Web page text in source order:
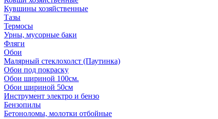
Кувшины хозяйственные
Тазы
Термосы
Урны, мусорные баки
Фляги
Обои
Малярный стеклохолст (Паутинка)
Обои под покраску
Обои шириной 100см.
Обои шириной 50см
Инструмент электро и бензо
Бензопилы
Бетоноломы, молотки отбойные